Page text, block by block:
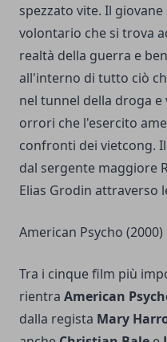
spezzato vite. Il
volontario che si trova
realtà della guerra e
all'interno di tutto ciò
nel tunnel della droga
orrori che l'esercito
confronti dei vietcong.
dal sergente maggiore
Elias Grodin attraverso
American Psycho (2000)
Tra i cinque film più
rientra American
dalla regista Mary